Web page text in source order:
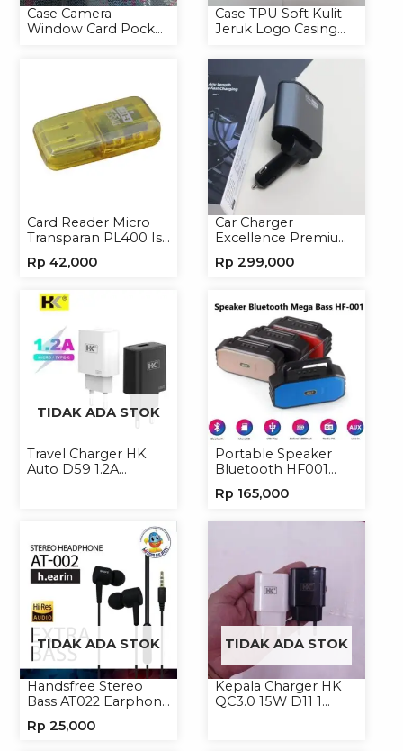
Case Camera
Window Card Pocket
Case TPU Soft Kulit
Jeruk Logo Casing
Card Reader Micro
Transparan PL400 Isi
Rp 42,000
Car Charger
Excellence Premium
Handphone
Rp 299,000
TIDAK ADA STOK
Travel Charger HK
Auto D59 1.2A
Portable Speaker
Bluetooth HF001
Wireless
Rp 165,000
TIDAK ADA STOK
Handsfree Stereo
Bass AT022 Earphone
Rp 25,000
TIDAK ADA STOK
Kepala Charger HK
QC3.0 15W D11 1